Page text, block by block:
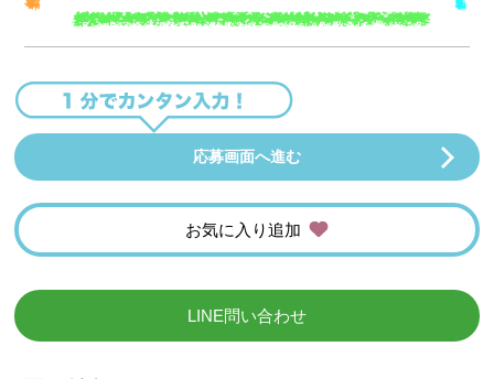
応募画面へ進む
お気に入り追加
LINE問い合わせ